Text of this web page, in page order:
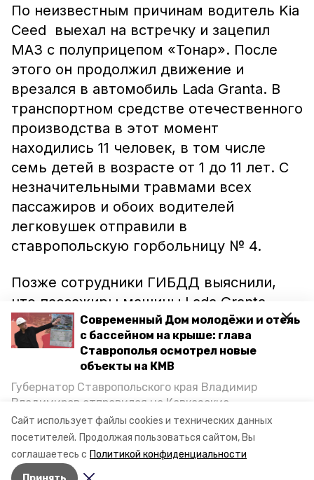
Сайт использует файлы cookies и технических данных
посетителей. Продолжая пользоваться сайтом, Вы
соглашаетесь с Политикой конфиденциальности
Современный Дом молодёжи и отель
с бассейном на крыше: глава
Ставрополья осмотрел новые
объекты на КМВ
Губернатор Ставропольского края Владимир
Владимиров отправился на Кавказские
Минеральные Воды, чтобы проинспектировать
строительство объектов в Кисловодске и
Минводах, а также выслушать предложения о
постройке новых точек притяжения для местных
По неизвестным причинам водитель Kia
Ceed выехал на встречку и зацепил
МАЗ с полуприцепом «Тонар». После
этого он продолжил движение и
врезался в автомобиль Lada Granta. В
транспортном средстве отечественного
производства в этот момент
находились 11 человек, в том числе
семь детей в возрасте от 1 до 11 лет. С
незначительными травмами всех
пассажиров и обоих водителей
легковушек отправили в
ставропольскую горбольницу № 4.
Позже сотрудники ГИБДД выяснили,
что пассажиры машины Lada Granta
перевозились с нарушением правил
безопасности. У водителей взяли кровь
на установление опьянения.
Ранее сообщалось, что в
Минераловодском округе лихачсбил
двух пешеходов на обочине.